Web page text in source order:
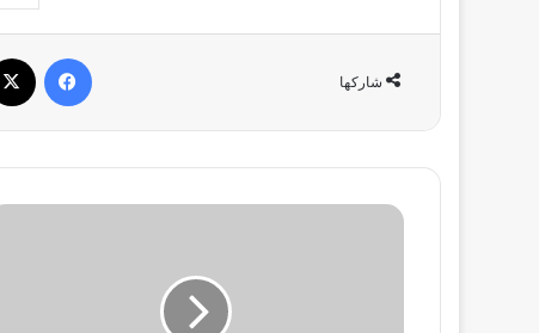
شاركها
فيسبوك
ثلاثة